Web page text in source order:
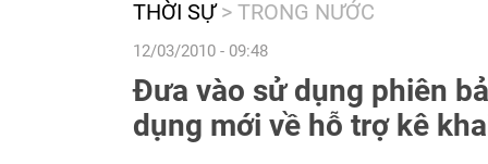
THỜI SỰ > TRONG NƯỚC
12/03/2010 - 09:48
Đưa vào sử dụng phiên
dụng mới về hỗ trợ kê